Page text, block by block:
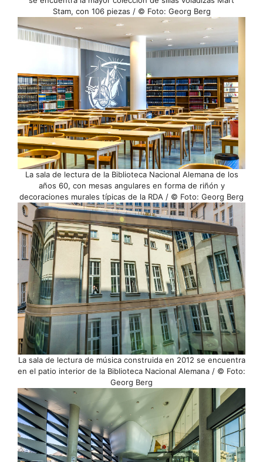
Stam, con 106 piezas / © Foto: Georg Berg
La sala de lectura de la Biblioteca Nacional Alemana de los
años 60, con mesas angulares en forma de riñón y
decoraciones murales típicas de la RDA / © Foto: Georg Berg
La sala de lectura de música construida en 2012 se encuentra
en el patio interior de la Biblioteca Nacional Alemana / © Foto:
Georg Berg